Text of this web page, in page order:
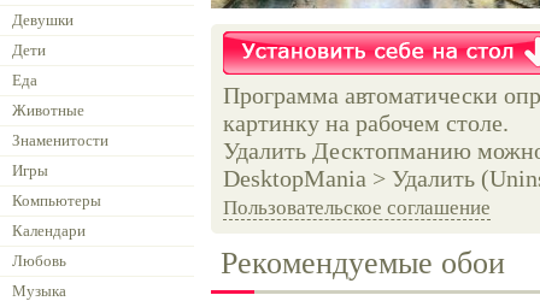
Девушки
Дети
Еда
Животные
Знаменитости
Игры
Компьютеры
Календари
Любовь
Музыка
Программа автоматически
картинку на рабочем столе.
Удалить Десктопманию
DesktopMania > Удалить
Пользовательское соглашение
Рекомендуемые обои